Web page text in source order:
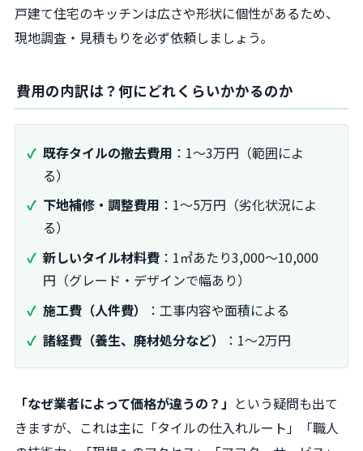
戸建て住宅のキッチンは広さや形状に個性があるため、
現地調査・見積もりを必ず依頼しましょう。
費用の内訳は？何にどれくらいかかるのか
既存タイルの撤去費用 ：1〜3万円（範囲によ
る）
下地補修・調整費用 ：1〜5万円（劣化状況によ
る）
新しいタイル材料費 ：1㎡あたり3,000〜10,000
円（グレード・デザインで幅あり）
施工費（人件費）
：工事内容や面積による
諸経費（養生、廃材処分など）
：1〜2万円
「なぜ業者によって価格が違うの？」 という疑問も出て
きますが、これは主に「タイルの仕入れルート」「職人